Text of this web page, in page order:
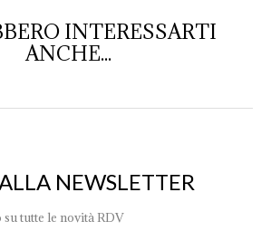
INTERESSARTI
ANCHE...
NEWSLETTER
tutte le novità RDV